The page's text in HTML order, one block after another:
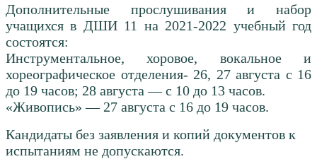
Дополнительные прослушивания и набор
учащихся в ДШИ 11 на 2021-2022 учебный год
состоятся:
Инструментальное, хоровое, вокальное и
хореографическое отделения- 26, 27 августа с 16
до 19 часов; 28 августа — с 10 до 13 часов.
«Живопись» — 27 августа с 16 до 19 часов.
Кандидаты без заявления и копий документов к
испытаниям не допускаются.